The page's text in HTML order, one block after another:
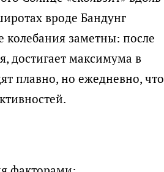
вроде Бандунг
колебания заметны: после
достигает максимума в
плавно, но ежедневно, что